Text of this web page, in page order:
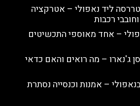
ליד נאפולי – אטרקציה
רכבות
– אחד מאוספי התכשיטים
ג'נארו – מה רואים והאם כדאי
בנאפולי – אמנות וכנסייה נסתרת